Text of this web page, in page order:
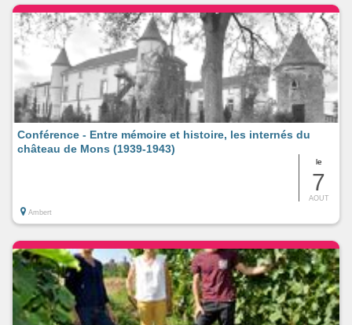
le
7
AOUT
Conférence - Entre mémoire et histoire, les internés du
château de Mons (1939-1943)
Ambert